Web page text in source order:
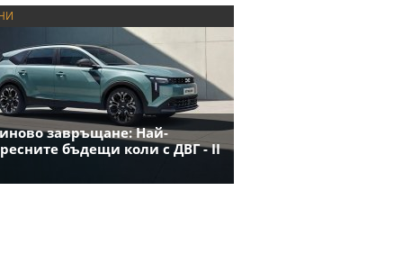
завръщане: Най-
бъдещи коли с ДВГ - II